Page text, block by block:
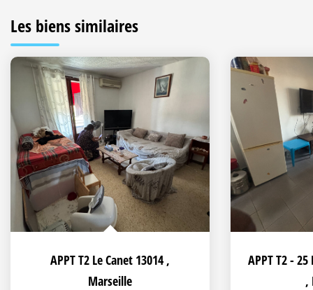
Les biens similaires
APPT T2 Le Canet 13014 ,
Marseille
,